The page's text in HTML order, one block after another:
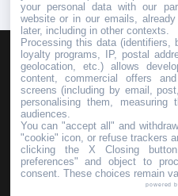
HOMEPAGEREDAZIONEINVIA UN
PUBBLICITÀSCRIVI AL DIRETTORE
Copyright © 2016 - 2025 ASD
your personal data with our
website or in our emails,
later, including in other contexts.
Processing this data (identifiers,
loyalty programs, IP, postal
geolocation, etc.) allows
content, commercial offers
screens (including by email,
personalising them, measuring
audiences.
You can "accept all" and
"cookie" icon, or refuse trackers
clicking the X Closing
preferences" and object to
consent. These choices remain
powered